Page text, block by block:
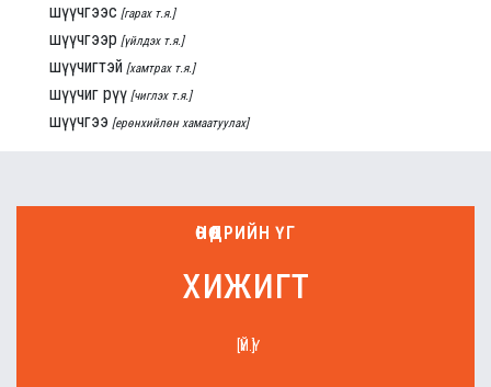
шүүчгээс [гарах т.я.]
шүүчгээр [үйлдэх т.я.]
шүүчигтэй [хамтрах т.я.]
шүүчиг рүү [чиглэх т.я.]
шүүчгээ [ерөнхийлөн хамаатуулах]
ӨНӨӨДРИЙН ҮГ
хижигт
[ҮЙ.Ү]